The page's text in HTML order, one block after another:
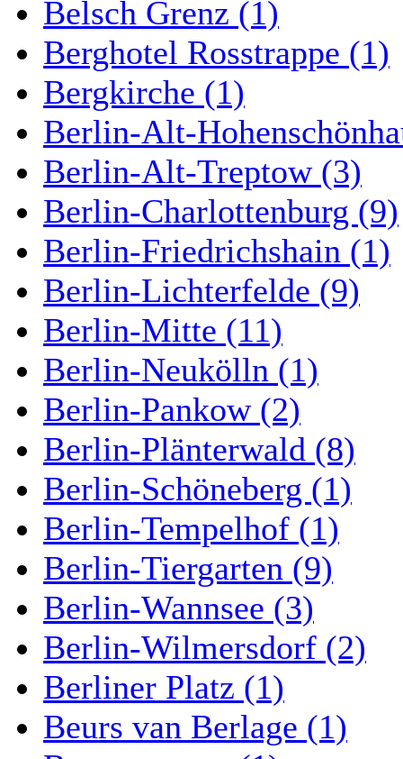
Belsch Grenz (1)
Berghotel Rosstrappe (1)
Bergkirche (1)
Berlin-Alt-
Berlin-Alt-Treptow (3)
Berlin-Charlottenburg (9)
Berlin-Friedrichshain (1)
Berlin-Lichterfelde (9)
Berlin-Mitte (11)
Berlin-Neukölln (1)
Berlin-Pankow (2)
Berlin-Plänterwald (8)
Berlin-Schöneberg (1)
Berlin-Tempelhof (1)
Berlin-Tiergarten (9)
Berlin-Wannsee (3)
Berlin-Wilmersdorf (2)
Berliner Platz (1)
Beurs van Berlage (1)